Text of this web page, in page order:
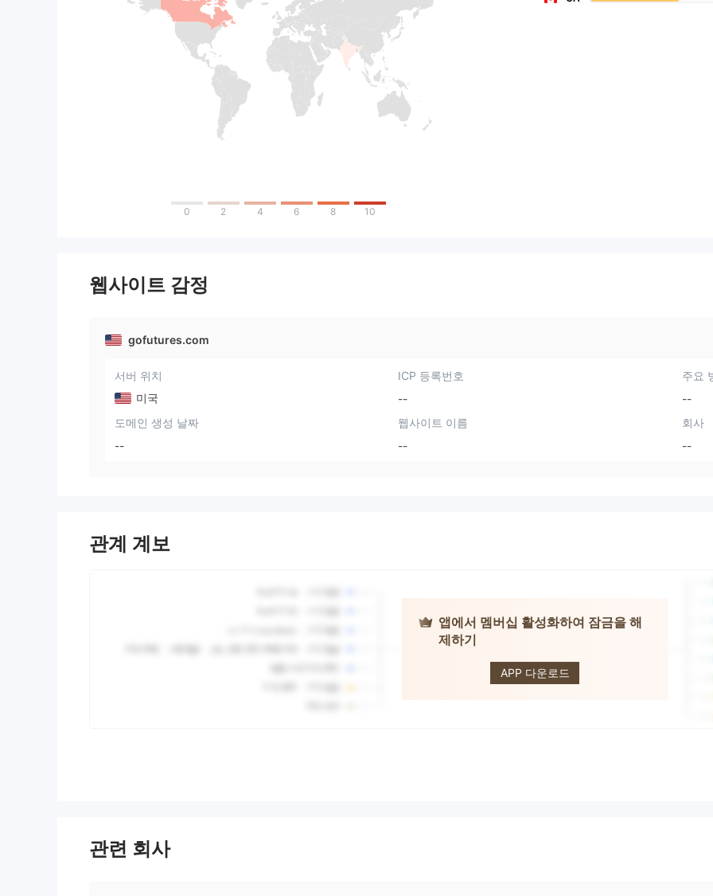
0 2 4 6 8 10
웹사이트 감정
gofutures.com
서버 위치
미국
ICP 등록번호
--
주요
--
도메인 생성 날짜
--
웹사이트 이름
--
회사
--
관계 계보
앱에서 멤버십 활성화하여 잠금을 해
제하기
APP 다운로드
관련 회사